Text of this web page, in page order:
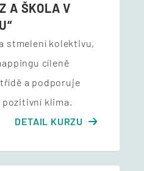
A ŠKOLA V
stmelení kolektivu,
cíleně
a podporuje
klima.
DETAIL KURZU